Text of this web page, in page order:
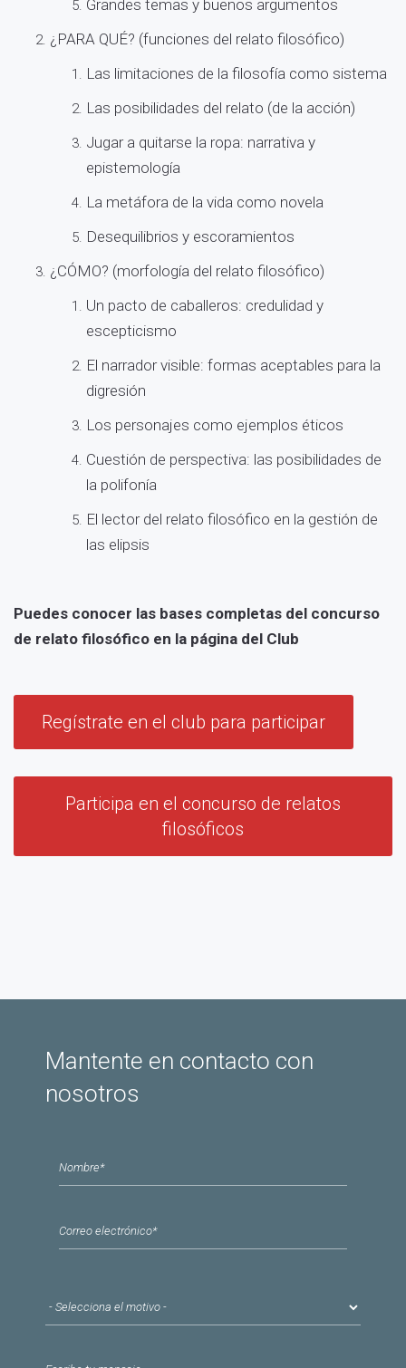
Grandes temas y buenos argumentos
¿PARA QUÉ? (funciones del relato filosófico)
Las limitaciones de la filosofía como sistema
Las posibilidades del relato (de la acción)
Jugar a quitarse la ropa: narrativa y
epistemología
La metáfora de la vida como novela
Desequilibrios y escoramientos
¿CÓMO? (morfología del relato filosófico)
Un pacto de caballeros: credulidad y
escepticismo
El narrador visible: formas aceptables para la
digresión
Los personajes como ejemplos éticos
Cuestión de perspectiva: las posibilidades de
la polifonía
El lector del relato filosófico en la gestión de
las elipsis
Puedes conocer las bases completas del concurso
de relato filosófico en la página del Club
Regístrate en el club para participar
Participa en el concurso de relatos
filosóficos
Mantente en contacto con
nosotros